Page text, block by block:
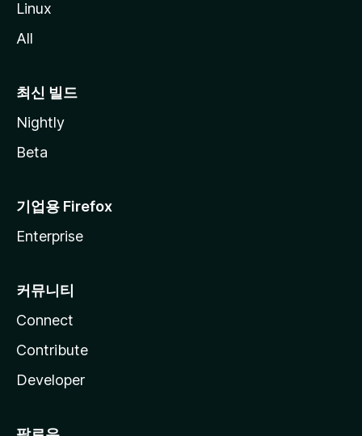
Linux
All
최신 빌드
Nightly
Beta
기업용 Firefox
Enterprise
커뮤니티
Connect
Contribute
Developer